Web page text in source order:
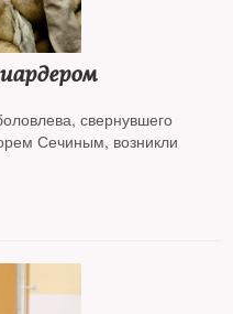
свернувшего
Сечиным, возникли